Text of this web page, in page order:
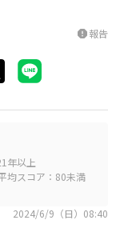
report報告
年以上
均スコア：80未満
2024/6/9（日）08:40